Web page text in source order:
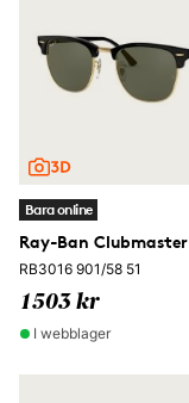
Bara online
Ray-Ban Clubmaster
RB3016 901/58 51
1503 kr
I webblager